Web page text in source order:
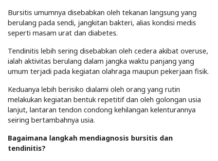
Bursitis umumnya disebabkan oleh tekanan langsung yang
berulang pada sendi, jangkitan bakteri, alias kondisi medis
seperti masam urat dan diabetes.
Tendinitis lebih sering disebabkan oleh cedera akibat overuse,
ialah aktivitas berulang dalam jangka waktu panjang yang
umum terjadi pada kegiatan olahraga maupun pekerjaan fisik.
Keduanya lebih berisiko dialami oleh orang yang rutin
melakukan kegiatan bentuk repetitif dan oleh golongan usia
lanjut, lantaran tendon condong kehilangan kelenturannya
seiring bertambahnya usia.
Bagaimana langkah mendiagnosis bursitis dan
tendinitis?